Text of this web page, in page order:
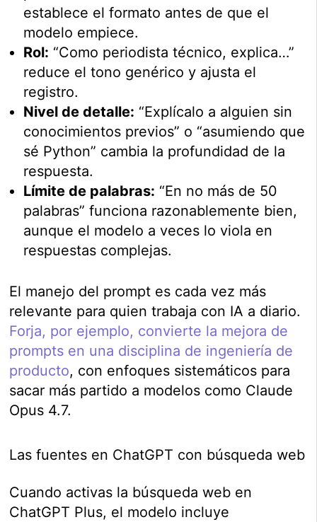
establece el formato antes de que el
modelo empiece.
Rol: “Como periodista técnico, explica…”
reduce el tono genérico y ajusta el
registro.
Nivel de detalle: “Explícalo a alguien sin
conocimientos previos” o “asumiendo que
sé Python” cambia la profundidad de la
respuesta.
Límite de palabras: “En no más de 50
palabras” funciona razonablemente bien,
aunque el modelo a veces lo viola en
respuestas complejas.
El manejo del prompt es cada vez más
relevante para quien trabaja con IA a diario.
Forja, por ejemplo, convierte la mejora de
prompts en una disciplina de ingeniería de
producto, con enfoques sistemáticos para
sacar más partido a modelos como Claude
Opus 4.7.
Las fuentes en ChatGPT con búsqueda web
Cuando activas la búsqueda web en
ChatGPT Plus, el modelo incluye